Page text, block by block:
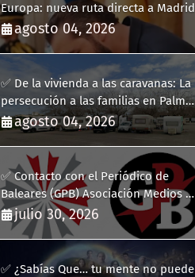
Europa: nueva ruta directa a Madrid
agosto 04, 2026
✅ De la vivienda a las caravanas: La
persecución a las familias en Palma
y la complicidad de un fracaso
heredado
agosto 04, 2026
✅ Contacto con el Periódico de
Baleares (GPB) Asociación Medios de
Comunicación Digitales
julio 30, 2026
✅ ¿Sabías Que… tu mente no puede